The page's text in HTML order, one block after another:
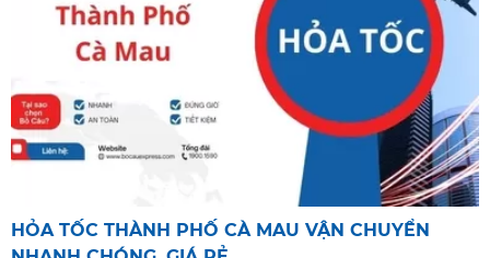
HỎA TỐC THÀNH PHỐ CÀ MAU VẬN CHUYỂN